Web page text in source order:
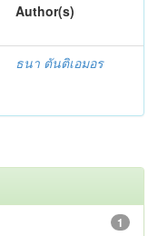
Author(s)
ธนา ตันติเอมอร
1